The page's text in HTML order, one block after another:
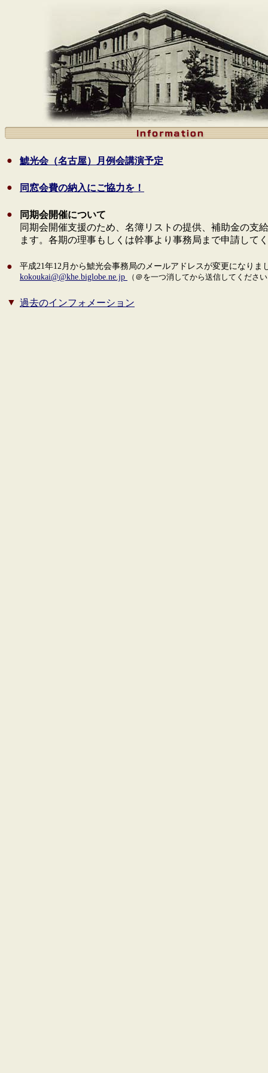
● 鯱光会（名古屋）月例会講演予定
● 同窓会費の納入にご協力を！
●
同期会開催について
同期会開催支援のため、名簿リストの提供、補助金の支
ます。各期の理事もしくは幹事より事務局まで申請して
●
平成21年12月から鯱光会事務局のメールアドレスが変更になりま
kokoukai@@khe.biglobe.ne.jp
（＠を一つ消してから送信してくださ
▼ 過去のインフォメーション